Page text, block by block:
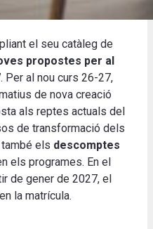
el seu catàleg de
propostes per al
. Per al nou curs 26-27,
de nova creació
als reptes actuals del
de transformació dels
els descomptes
els programes. En el
de gener de 2027, el
la matrícula.